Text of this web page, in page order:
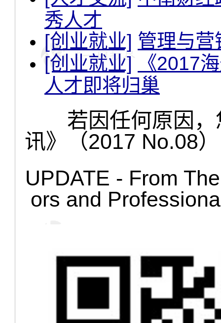
秀人才
[创业就业] 管理与
[创业就业]
《2017
人才即将归巢
若因任何原因，
讯》（2017 No.08
UPDATE - From
ors and